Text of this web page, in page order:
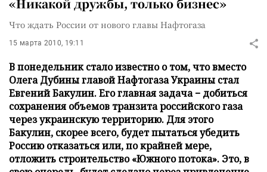
«Никакой дружбы, только бизнес»
Что ждать России от нового главы Нафтогаза
15 марта 2010, 19:11
В понедельник стало известно о том, что вместо
Олега Дубины главой Нафтогаза Украины стал
Евгений Бакулин. Его главная задача − добиться
сохранения объемов транзита российского газа
через украинскую территорию. Для этого
Бакулин, скорее всего, будет пытаться убедить
Россию отказаться или, по крайней мере,
отложить строительство «Южного потока». Это, в